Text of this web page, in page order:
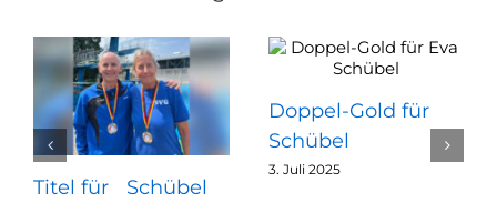
Titel für Schübel
Doppel-Gold für
Schübel
3. Juli 2025